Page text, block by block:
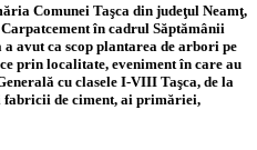
Comunei Taşca din judeţul Neamţ,
în cadrul Săptămânii
avut ca scop plantarea de arbori pe
prin localitate, eveniment în care au
cu clasele I-VIII Taşca, de la
de ciment, ai primăriei,